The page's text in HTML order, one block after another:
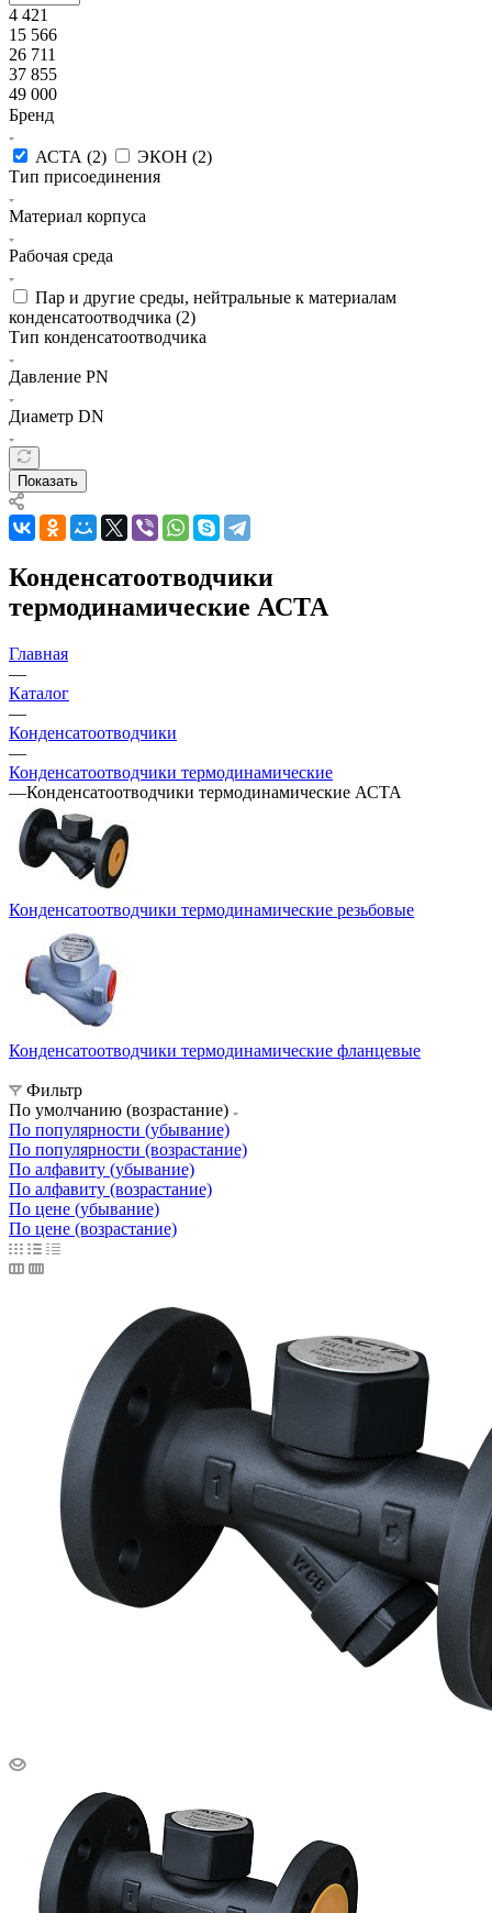
4 421
15 566
26 711
37 855
49 000
Бренд
АСТА (2) ЭКОН (2)
Тип присоединения
Материал корпуса
Рабочая среда
Пар и другие среды, нейтральные к материалам
конденсатоотводчика (2)
Тип конденсатоотводчика
Давление PN
Диаметр DN
Показать
Конденсатоотводчики
термодинамические АСТА
Главная
—
Каталог
—
Конденсатоотводчики
—
Конденсатоотводчики термодинамические
—Конденсатоотводчики термодинамические АСТА
Конденсатоотводчики термодинамические резьбовые
Конденсатоотводчики термодинамические фланцевые
Фильтр
По умолчанию (возрастание)
По популярности (убывание)
По популярности (возрастание)
По алфавиту (убывание)
По алфавиту (возрастание)
По цене (убывание)
По цене (возрастание)